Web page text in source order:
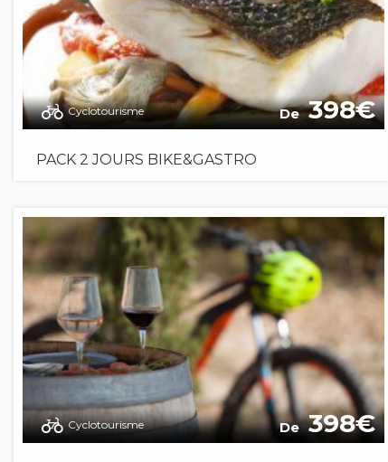
Cyclotourisme De 398
PACK 2 JOURS BIKE&GASTRO
Cyclotourisme De 398